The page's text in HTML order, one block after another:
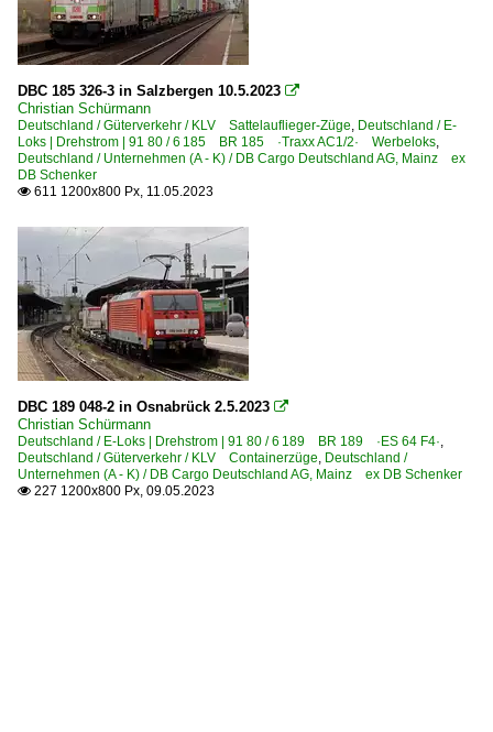
DBC 185 326-3 in Salzbergen 10.5.2023 
Christian Schürmann
Deutschland / Güterverkehr / KLV Sattelauflieger-Züge Deutschland / E-
Loks | Drehstrom | 91 80 / 6 185 BR 185 ·Traxx AC1/2· Werbeloks
Deutschland / Unternehmen (A - K) / DB Cargo Deutschland AG, Mainz ex
DB Schenker
 611 1200x800 Px, 11.05.2023
DBC 189 048-2 in Osnabrück 2.5.2023 
Christian Schürmann
Deutschland / E-Loks | Drehstrom | 91 80 / 6 189 BR 189 ·ES 64 F4·
Deutschland / Güterverkehr / KLV Containerzüge Deutschland /
Unternehmen (A - K) / DB Cargo Deutschland AG, Mainz ex DB Schenker
 227 1200x800 Px, 09.05.2023